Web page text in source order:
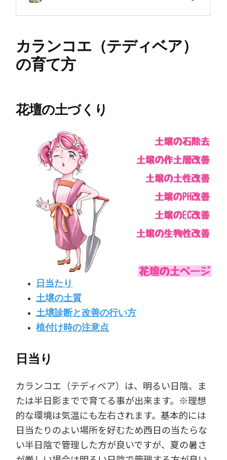
カランコエ（テディベア）
の育て方
花壇の土づくり
日当たり
土壌の土質
土壌診断と改善の行い方
植付け時の注意点
日当り
カランコエ（テディベア）は、明るい日陰、ま
たは半日影までで育てる事が出来ます。※理想
的な環境は気温にも左右されます。基本的には
日当たりのよい場所を好むため西日の当たらな
い半日陰で管理した方が良いですが、夏の暑さ